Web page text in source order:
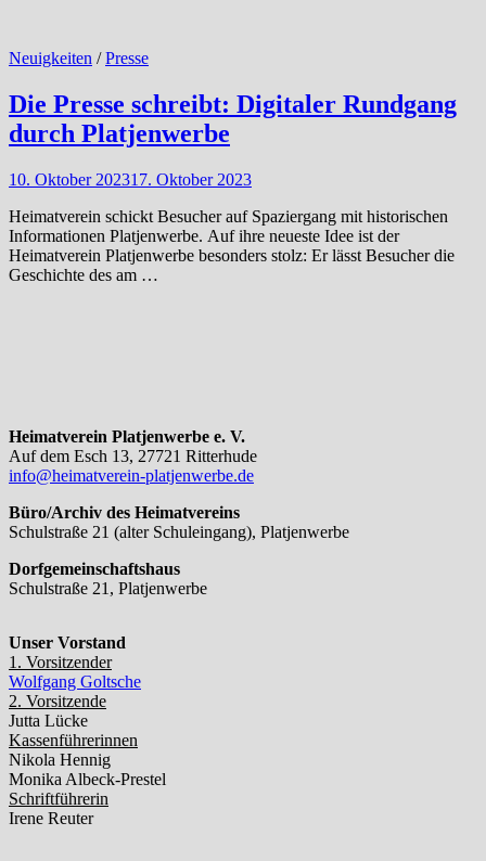
Neuigkeiten /Presse
Die Presse schreibt: Digitaler Rundgang
durch Platjenwerbe
10. Oktober 202317. Oktober 2023
Heimatverein schickt Besucher auf Spaziergang mit historischen
Informationen Platjenwerbe. Auf ihre neueste Idee ist der
Heimatverein Platjenwerbe besonders stolz: Er lässt Besucher die
Geschichte des am …
Heimatverein Platjenwerbe e. V.
Auf dem Esch 13, 27721 Ritterhude
info@heimatverein-platjenwerbe.de
Büro/Archiv des Heimatvereins
Schulstraße 21 (alter Schuleingang), Platjenwerbe
Dorfgemeinschaftshaus
Schulstraße 21, Platjenwerbe
Unser Vorstand
1. Vorsitzender
Wolfgang Goltsche
2. Vorsitzende
Jutta Lücke
Kassenführerinnen
Nikola Hennig
Monika Albeck-Prestel
Schriftführerin
Irene Reuter